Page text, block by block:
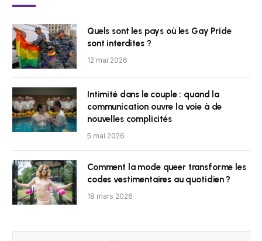
Quels sont les pays où les Gay Pride
sont interdites ?
12 mai 2026
Intimité dans le couple : quand la
communication ouvre la voie à de
nouvelles complicités
5 mai 2026
Comment la mode queer transforme les
codes vestimentaires au quotidien ?
18 mars 2026